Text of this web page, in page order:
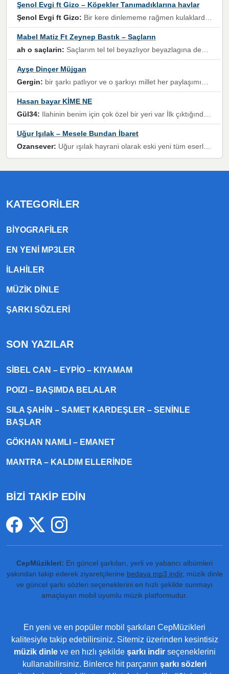
Şenol Evgi ft Gizo – Köpekler Tanımadıklarına havlar
Şenol Evgi ft Gizo: Bir kere dinlememe rağmen kulaklardan gitmiyor sen sen sen sen kurban ol sen sen sen sen hayran ol yükses ses müzik dinleme sebebisiniz canlar bomba gibi patladınız maşallah
Mabel Matiz Ft Zeynep Bastık – Saçların
ah o saçlarin: Saçlarım tel tel beyazlıyor beyazlagına degil yanımda sen yoksun ona üzülüyorum günler bir bir geçiyor geçen günlere değil sensiz geçen günlere darılıyorum,Dinledikce asla kavusamayacagim ama asla unutamicagim sevdiğim adam için yanar içim
Ayşe Dinçer Müjgan
Gergin: bir şarkı patlıyor ve o şarkıyı millet her paylaşımın altına koyuyor ve öyle bir durum hal alıyor ki şarkıyı dinlemeden şarkıdan bikıyorsun Ama bu enteresan bir şekilde dillere dolanıyor millet olarak seviyoruz dertlerle boğuşurken bir yandan da göbek atmayi))) diyeceklerim bu kadar güzel hoş bir sayfa emeğinize sağlık arkadaşlar kolay gelsin
Hasan bayar KİME NE
Gül34: Ilahinin benim için çok özel bir yeri var İlk çıktığında komşum ne kadar yüksek sesle dinliyorsa orada duymuştum ve YouTube'dan aratıp Bu ilahiyi bulmuştum ve sonra müdavimi oldum günlük Ben de 3-5 kere dinleyip ezberleyip artık ilahiye bende eşlik ediyorum yüksek sesle Allah razı olsun hizmet nimettir Rabbim sizin zahmetlerinize de hayırlı nimetler versin Selam ve dua ile Allah'a emanet olun
Uğur Işılak – Mesele Bundan İbaret
Ozansever: Uğur ışılak hayrani olarak eski yeni tüm eserlerini keyifle huzurla dinleyenlerden birisiyim, emeğine saygı duyan gönül veren bunu en güzel şekilde sevenlerine ulaştıran siz değerli sayfa yöneticilerine de teşekkür ederim
KATEGORILER
BIYOGRAFILER
EN YENI MP3LER
ILAHILER
MÜZIK DINLE
ŞARKI SÖZLERI
SON YAZILAR
SIBEL CAN – EYPIO – KIYAMAM
POIZI – BAŞIMDA BELALAR
SILA ŞAHIN – SAMET KARDEŞLER – SENINLE
BAŞLAR
GÖKHAN NAMLI – EMANET
MANTRA – KALDIM ELLERINDE
BİZİ TAKİP EDİN
CepMüzikleri: En güncel şarkıları, yerli ve yabancı albümleri
yakından takip ederek ziyaretçilerine bedava mp3 indir, müzik dinle
ve güncel şarkı sözleri seçeneklerini en hızlı şekilde sunmayı
amaçlayan mobil uyumlu müzik platformudur.
En yeni ve en popüler mobil şarkıları CepMüzikleri
kalitesiyle takip edebilirsiniz. Sitemiz üzerinden kesintisiz
müzik dinleve en hızlı şekilde şarkı indirseçeneklerini
kullanabilirsiniz. Binlerce hit parçanın şarkı sözleri